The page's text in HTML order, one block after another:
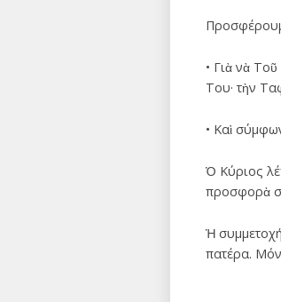
• Γιὰ νὰ
Του· τὴν
• Καὶ
Ὁ Κύριος
προσφορὰ
Ἡ
πατέρα.